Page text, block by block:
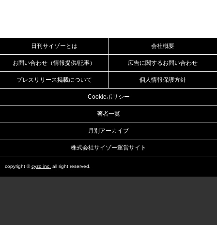
日刊サイゾーとは 会社概要
お問い合わせ（情報提供/記事） 広告に関するお問い合わせ
プレスリリース掲載について 個人情報保護方針
Cookieポリシー
著者一覧
月別アーカイブ
株式会社サイゾー運営サイト
copyright ©cyzo inc. all right reserved.